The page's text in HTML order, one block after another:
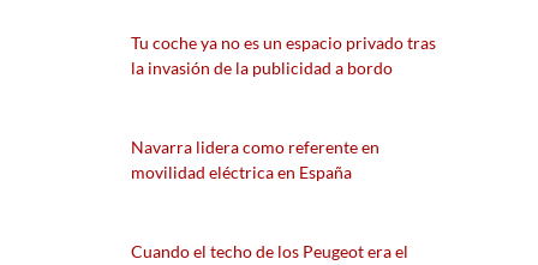
Tu coche ya no es un espacio privado tras
la invasión de la publicidad a bordo
Navarra lidera como referente en
movilidad eléctrica en España
Cuando el techo de los Peugeot era el